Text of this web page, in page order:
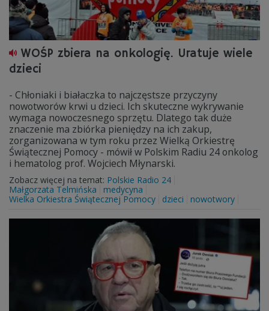
WOŚP zbiera na onkologię. Uratuje wiele
dzieci
- Chłoniaki i białaczka to najczęstsze przyczyny
nowotworów krwi u dzieci. Ich skuteczne wykrywanie
wymaga nowoczesnego sprzętu. Dlatego tak duże
znaczenie ma zbiórka pieniędzy na ich zakup,
zorganizowana w tym roku przez Wielką Orkiestrę
Świątecznej Pomocy - mówił w Polskim Radiu 24 onkolog
i hematolog prof. Wojciech Młynarski.
Zobacz więcej na temat: Polskie Radio 24
Małgorzata Telmińska
medycyna
Wielka Orkiestra Świątecznej Pomocy
dzieci nowotwory